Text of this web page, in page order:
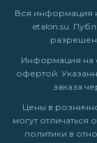
Вся информация
etalon.su.
Информация на
офертой.
заказа
Цены в
могут отличаться
политики в